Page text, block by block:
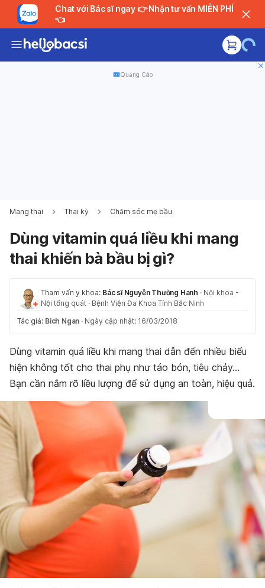
Chat với Bác sĩ ngay 👉 Nhận tư vấn MIỄN PHÍ
👈
Quảng Cáo
Mang thai Thai kỳ Chăm sóc mẹ bầu
Dùng vitamin quá liều khi mang
thai khiến bà bầu bị gì?
Tham vấn y khoa: Bác sĩ Nguyễn Thường Hanh · Nội khoa -
Nội tổng quát · Bệnh Viện Đa Khoa Tỉnh Bắc Ninh
Tác giả: Bich Ngan · Ngày cập nhật: 16/03/2018
Dùng vitamin quá liều khi mang thai dẫn đến nhiều biểu
hiện không tốt cho thai phụ như táo bón, tiêu chảy…
Bạn cần nắm rõ liều lượng để sử dụng an toàn, hiệu quả.